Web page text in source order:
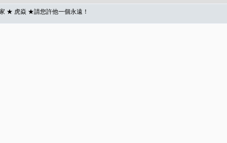
★ 虎焱 ★請您許他一個永遠！